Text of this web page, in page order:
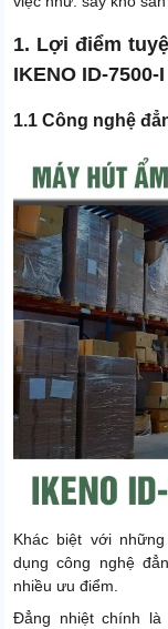
1. Lợi điểm
IKENO ID-7500-I
1.1 Công nghệ
Khác biệt với
dụng công nghệ
nhiều ưu điểm.
Đẳng nhiệt chính